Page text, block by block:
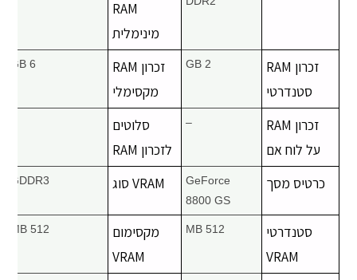
RAM
מינימלית
זכרון RAM
סטנדרטי
2 GB
זכרון RAM
מקסימלי
6 GB
זכרון RAM
על לוח אם
–
סלוטים
לזכרון RAM
כרטיס מסך
GeForce
8800 GS
VRAM סוג GDDR3
סטנדרטי
VRAM
512 MB
מקסימום
VRAM
512 MB